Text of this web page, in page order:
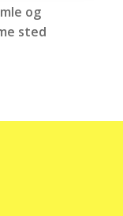
og
sted